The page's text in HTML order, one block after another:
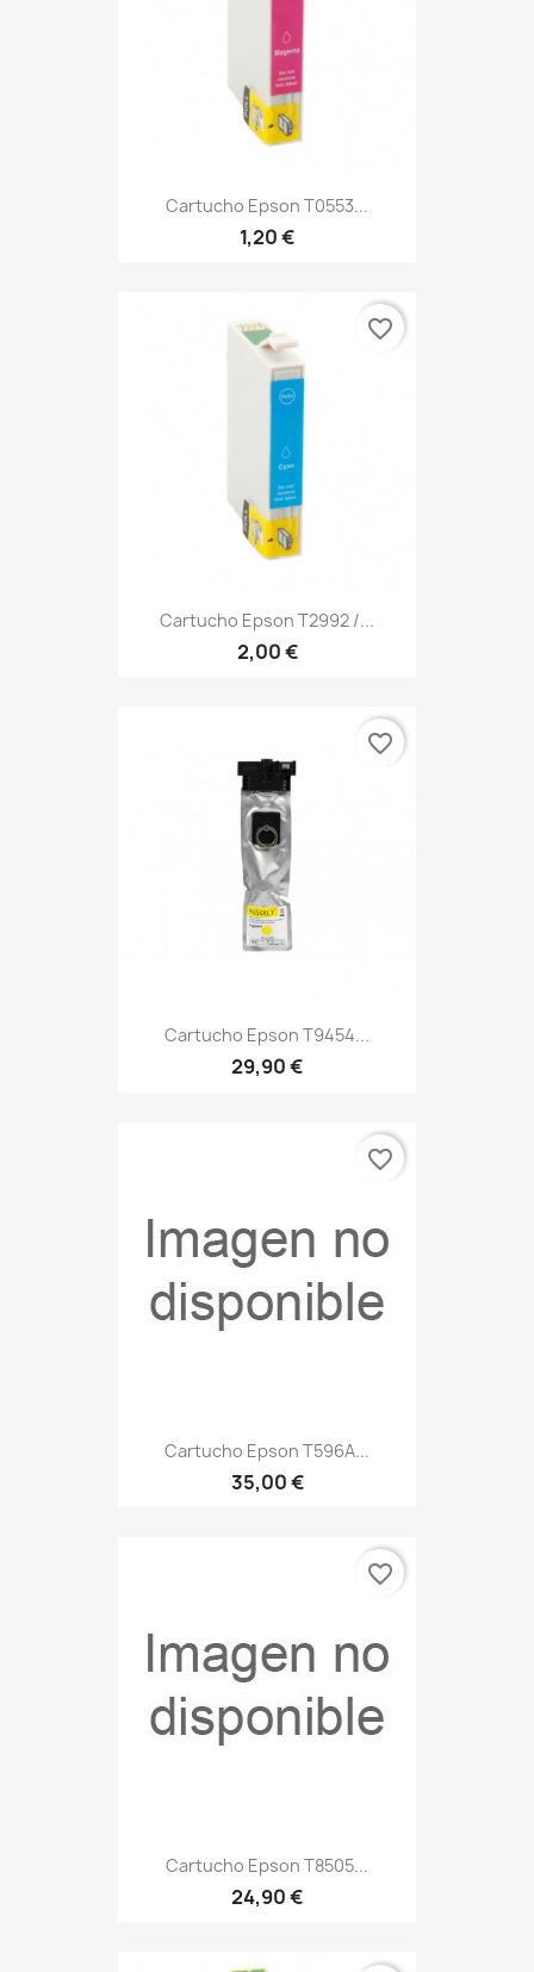
Cartucho Epson T0553...
1,20 €
Cartucho Epson T2992 /...
2,00 €
favorite_border
Cartucho Epson T9454...
29,90 €
favorite_border
Cartucho Epson T596A...
35,00 €
favorite_border
Cartucho Epson T8505...
24,90 €
favorite_border